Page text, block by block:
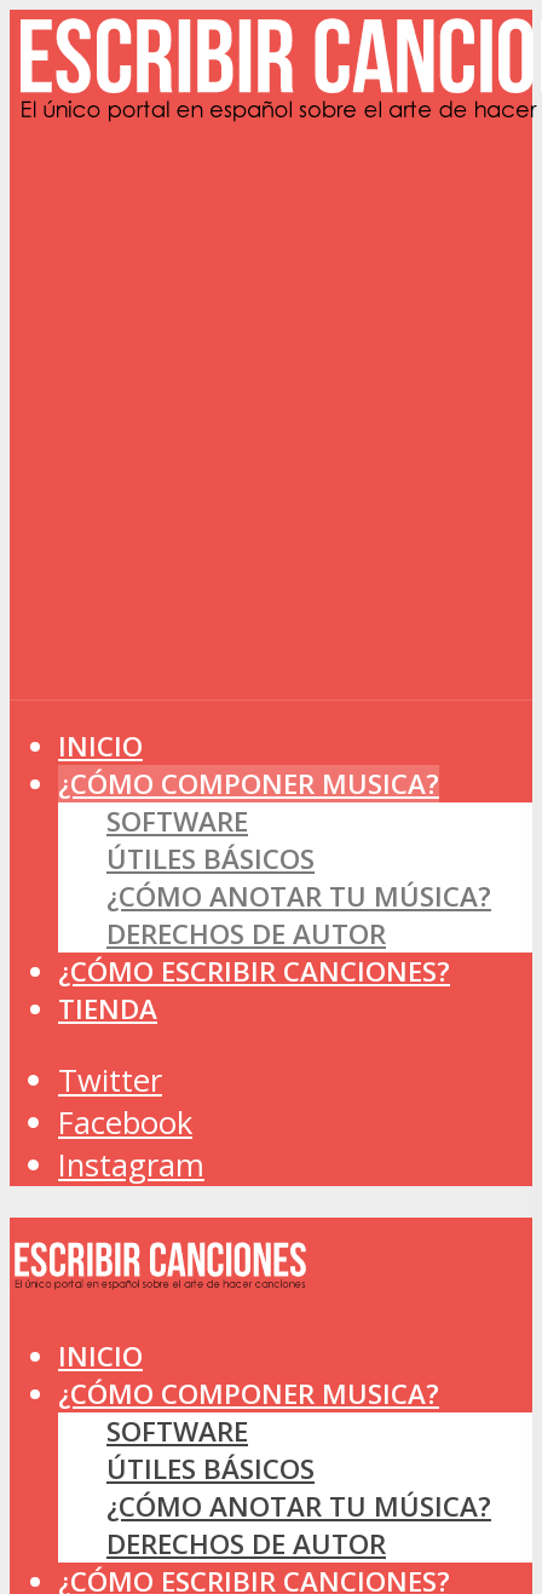
INICIO
¿CÓMO COMPONER MUSICA?
SOFTWARE
ÚTILES BÁSICOS
¿CÓMO ANOTAR TU MÚSICA?
DERECHOS DE AUTOR
¿CÓMO ESCRIBIR CANCIONES?
TIENDA
Twitter
Facebook
Instagram
INICIO
¿CÓMO COMPONER MUSICA?
SOFTWARE
ÚTILES BÁSICOS
¿CÓMO ANOTAR TU MÚSICA?
DERECHOS DE AUTOR
¿CÓMO ESCRIBIR CANCIONES?